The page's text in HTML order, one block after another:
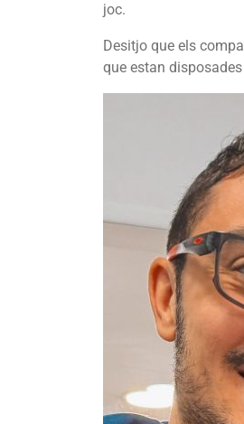
joc.
Desitjo que els
que estan